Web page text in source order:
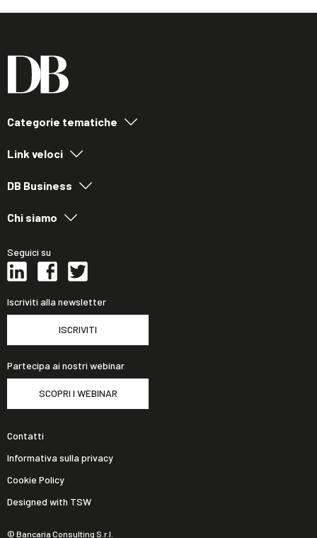
Categorie tematiche
Link veloci
DB Business
Chi siamo
Seguici su
Iscriviti alla newsletter
ISCRIVITI
Partecipa ai nostri webinar
SCOPRI I WEBINAR
© Bancaria Consulting S.r.l.
Contatti
Informativa sulla privacy
Cookie Policy
Designed with TSW